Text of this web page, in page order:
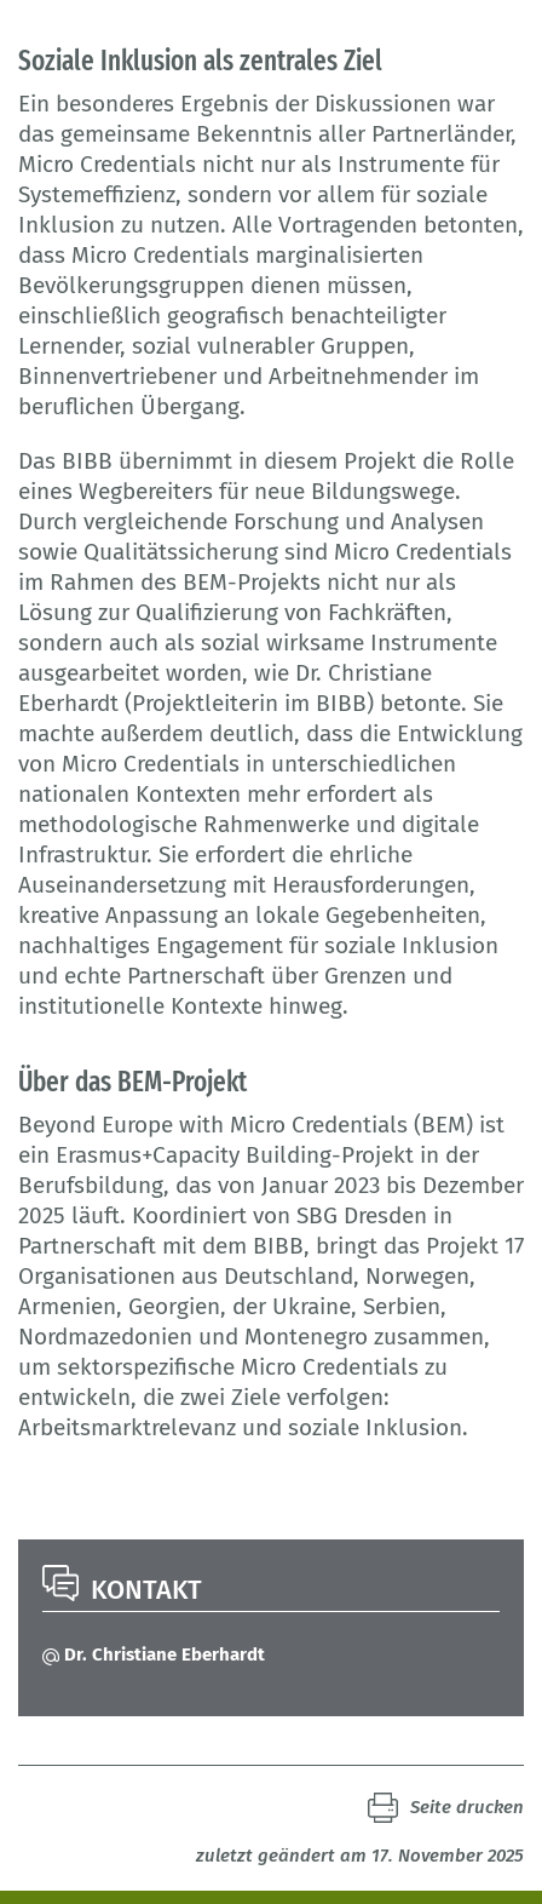
Soziale Inklusion als zentrales Ziel
Ein besonderes Ergebnis der Diskussionen war
das gemeinsame Bekenntnis aller Partnerländer,
Micro Credentials nicht nur als Instrumente für
Systemeffizienz, sondern vor allem für soziale
Inklusion zu nutzen. Alle Vortragenden betonten,
dass Micro Credentials marginalisierten
Bevölkerungsgruppen dienen müssen,
einschließlich geografisch benachteiligter
Lernender, sozial vulnerabler Gruppen,
Binnenvertriebener und Arbeitnehmender im
beruflichen Übergang.
Das BIBB übernimmt in diesem Projekt die Rolle
eines Wegbereiters für neue Bildungswege.
Durch vergleichende Forschung und Analysen
sowie Qualitätssicherung sind Micro Credentials
im Rahmen des BEM-Projekts nicht nur als
Lösung zur Qualifizierung von Fachkräften,
sondern auch als sozial wirksame Instrumente
ausgearbeitet worden, wie Dr. Christiane
Eberhardt (Projektleiterin im BIBB) betonte. Sie
machte außerdem deutlich, dass die Entwicklung
von Micro Credentials in unterschiedlichen
nationalen Kontexten mehr erfordert als
methodologische Rahmenwerke und digitale
Infrastruktur. Sie erfordert die ehrliche
Auseinandersetzung mit Herausforderungen,
kreative Anpassung an lokale Gegebenheiten,
nachhaltiges Engagement für soziale Inklusion
und echte Partnerschaft über Grenzen und
institutionelle Kontexte hinweg.
Über das BEM-Projekt
Beyond Europe with Micro Credentials (BEM) ist
ein Erasmus+Capacity Building-Projekt in der
Berufsbildung, das von Januar 2023 bis Dezember
2025 läuft. Koordiniert von SBG Dresden in
Partnerschaft mit dem BIBB, bringt das Projekt 17
Organisationen aus Deutschland, Norwegen,
Armenien, Georgien, der Ukraine, Serbien,
Nordmazedonien und Montenegro zusammen,
um sektorspezifische Micro Credentials zu
entwickeln, die zwei Ziele verfolgen:
Arbeitsmarktrelevanz und soziale Inklusion.
KONTAKT
Dr. Christiane Eberhardt
zuletzt geändert am 17. November 2025
Seite drucken